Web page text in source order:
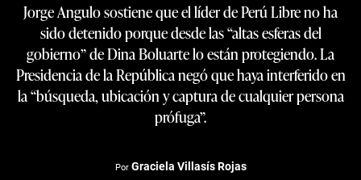
Jorge Angulo sostiene que el líder de Perú Libre no ha
sido detenido porque desde las “altas esferas del
gobierno” de Dina Boluarte lo están protegiendo. La
Presidencia de la República negó que haya interferido en
la “búsqueda, ubicación y captura de cualquier persona
prófuga”.
Por Graciela Villasís Rojas